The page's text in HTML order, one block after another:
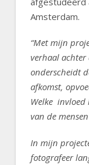
Amsterdam.
“Met mijn
verhaal achter
onderscheidt
afkomst,
Welke invloed
van de
In mijn
fotografeer